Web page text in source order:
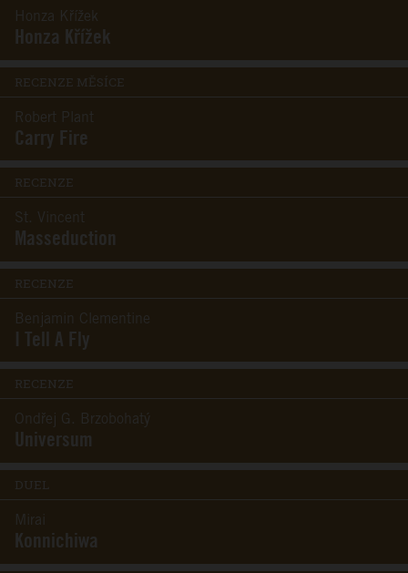
Honza Křížek
Honza Křížek
RECENZE MĚSÍCE
Robert Plant
Carry Fire
RECENZE
St. Vincent
Masseduction
RECENZE
Benjamin Clementine
I Tell A Fly
RECENZE
Ondřej G. Brzobohatý
Universum
DUEL
Mirai
Konnichiwa